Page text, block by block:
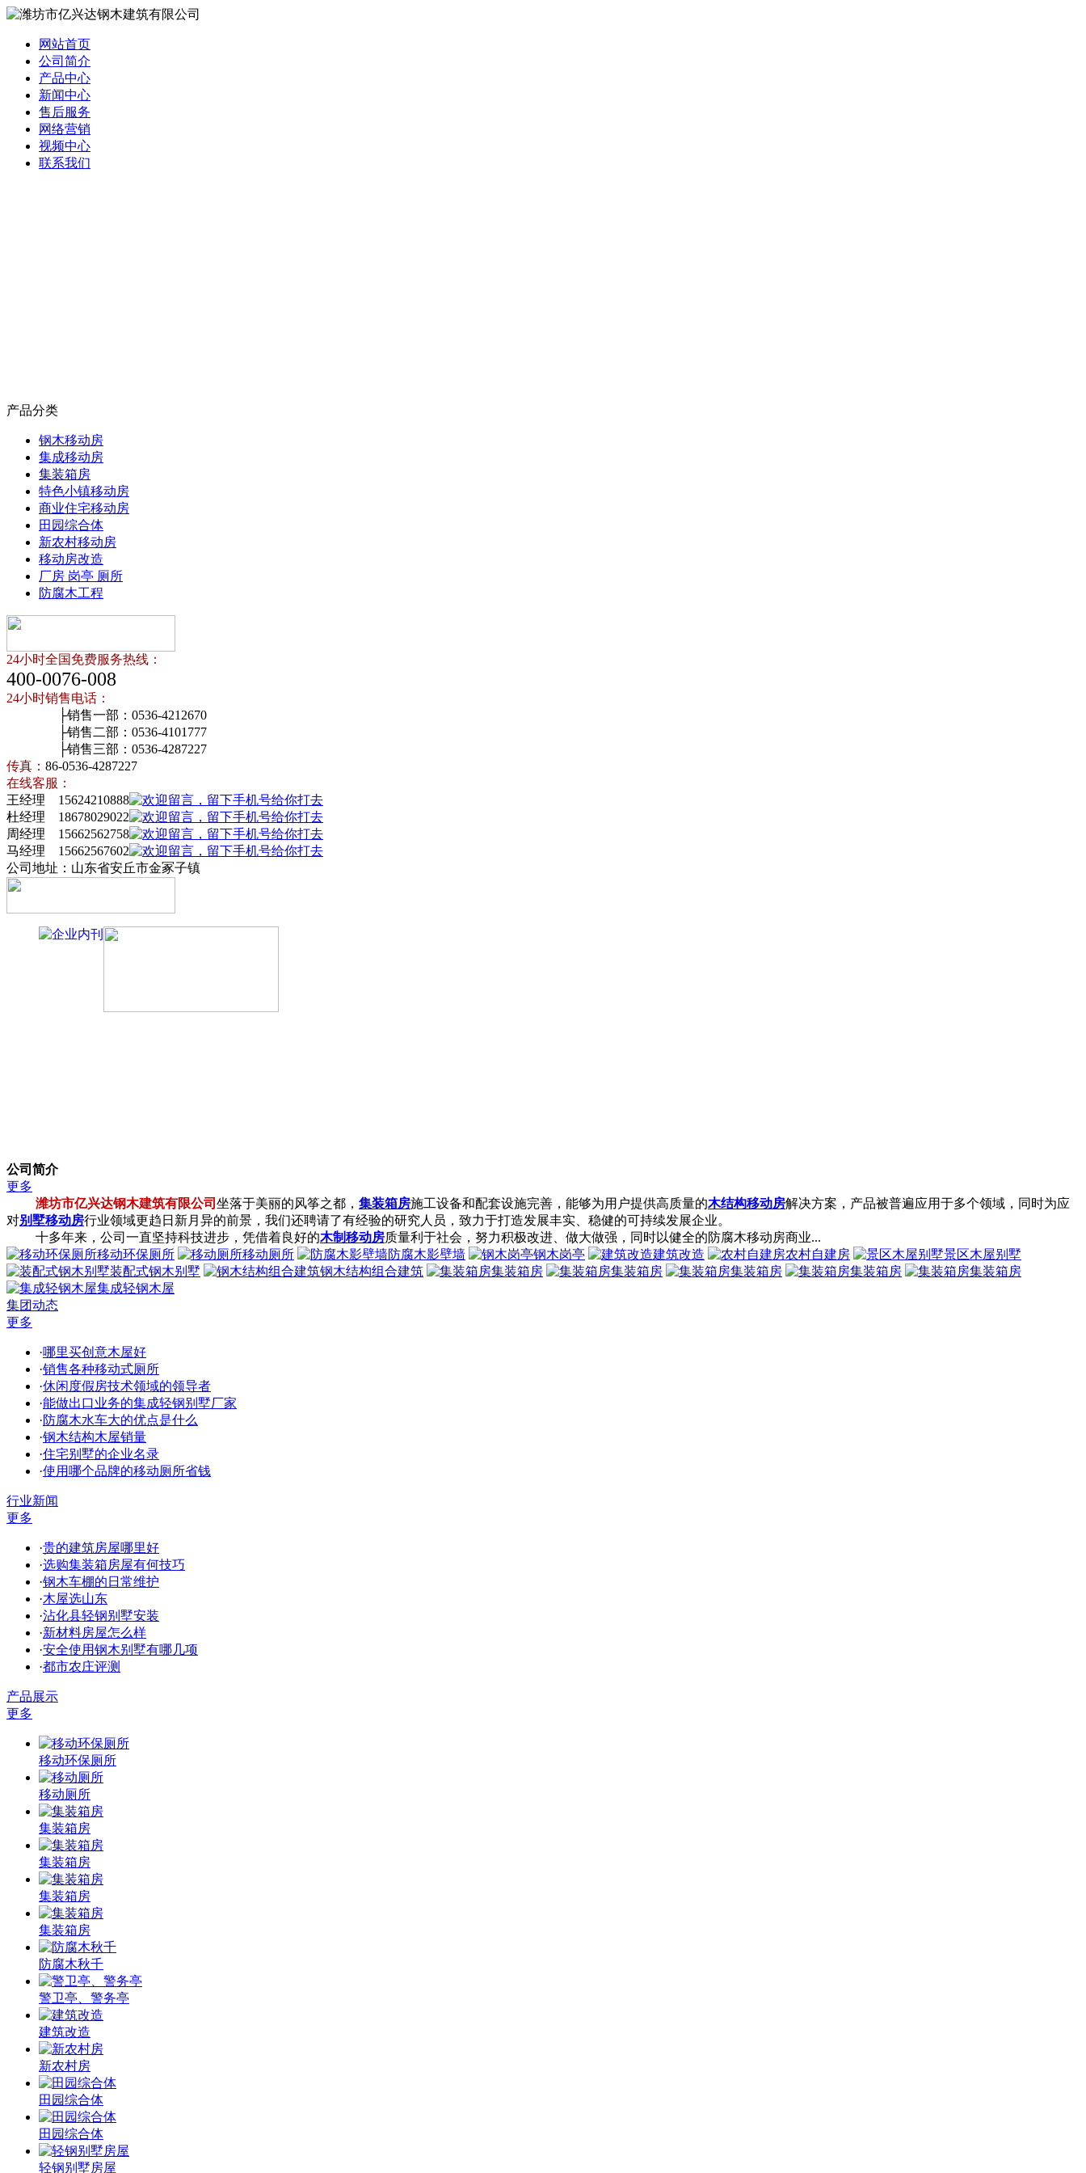
网站首页
公司简介
产品中心
新闻中心
售后服务
网络营销
视频中心
联系我们
产品分类
钢木移动房
集成移动房
集装箱房
特色小镇移动房
商业住宅移动房
田园综合体
新农村移动房
移动房改造
厂房 岗亭 厕所
防腐木工程
24小时全国免费服务热线：
400-0076-008
24小时销售电话：
├销售一部：0536-4212670
├销售二部：0536-4101777
├销售三部：0536-4287227
传真： 86-0536-4287227
在线客服：
王经理 15624210888
杜经理 18678029022
周经理 15662562758
马经理 15662567602
公司地址：山东省安丘市金冢子镇
公司简介
更多
潍坊市亿兴达钢木建筑有限公司 坐落于美丽的风筝之都， 集装箱房施工设备和配套设施完善，能够为用户提供高质量的木结构移动房解决方案，产品被普遍应用于多个领域，同时为应
对别墅移动房行业领域更趋日新月异的前景，我们还聘请了有经验的研究人员，致力于打造发展丰实、稳健的可持续发展企业。
十多年来，公司一直坚持科技进步，凭借着良好的木制移动房质量利于社会，努力积极改进、做大做强，同时以健全的防腐木移动房商业...
移动环保厕所
移动厕所 防腐木影壁墙 钢木岗亭 建筑改造 农村自建房
景区木屋别墅
装配式钢木别墅
钢木结构组合建筑 集装箱房 集装箱房 集装箱房 集装箱房
集装箱房
集成轻钢木屋
集团动态
更多
·哪里买创意木屋好
·销售各种移动式厕所
·休闲度假房技术领域的领导者
·能做出口业务的集成轻钢别墅厂家
·防腐木水车大的优点是什么
·钢木结构木屋销量
·住宅别墅的企业名录
·使用哪个品牌的移动厕所省钱
行业新闻
更多
·贵的建筑房屋哪里好
·选购集装箱房屋有何技巧
·钢木车棚的日常维护
·木屋选山东
·沾化县轻钢别墅安装
·新材料房屋怎么样
·安全使用钢木别墅有哪几项
·都市农庄评测
产品展示
更多
移动环保厕所
移动厕所
集装箱房
集装箱房
集装箱房
集装箱房
防腐木秋千
警卫亭、警务亭
建筑改造
新农村房
田园综合体
田园综合体
轻钢别墅房屋